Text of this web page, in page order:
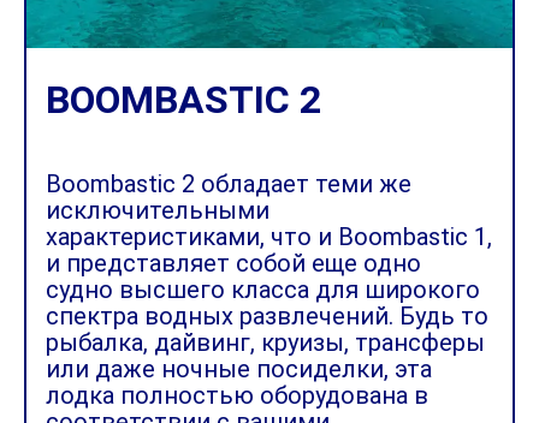
BOOMBASTIC 2
Boombastic 2 обладает теми же
исключительными
характеристиками, что и Boombastic 1,
и представляет собой еще одно
судно высшего класса для широкого
спектра водных развлечений. Будь то
рыбалка, дайвинг, круизы, трансферы
или даже ночные посиделки, эта
лодка полностью оборудована в